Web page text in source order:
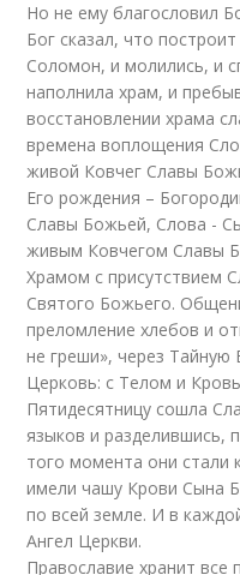
Но не ему благословил
Бог сказал, что
Соломон, и молились, и
наполнила храм, и
восстановлении храма
времена воплощения
живой Ковчег Славы
Его рождения –
Славы Божьей, Слова -
живым Ковчегом Славы
Храмом с присутствием
Святого Божьего.
преломление хлебов и
не греши», через
Церковь: с Телом и
Пятидесятницу сошла
языков и разделившись,
того момента они стали
имели чашу Крови Сына
по всей земле. И в
Ангел Церкви.
Православие хранит